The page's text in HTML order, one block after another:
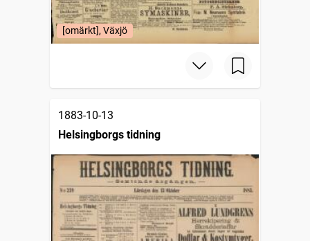
[omärkt], Växjö
1883-10-13
Helsingborgs tidning